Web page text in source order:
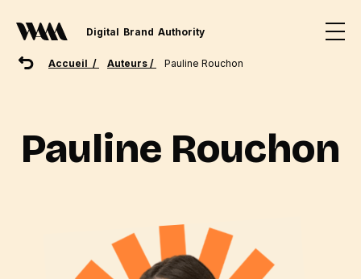
Digital Brand Authority
Accueil / Auteurs / Pauline Rouchon
Pauline Rouchon